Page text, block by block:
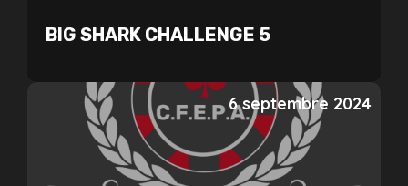
BIG SHARK CHALLENGE 5
6 septembre 2024